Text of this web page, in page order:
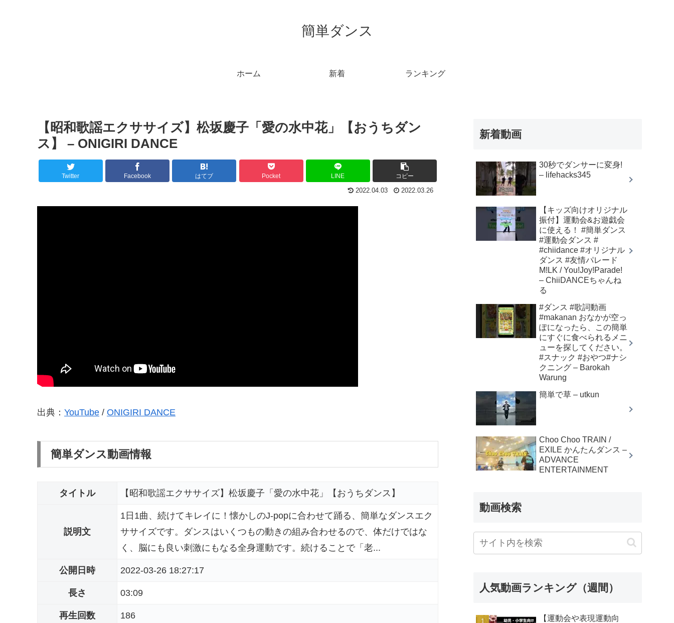
簡単ダンス
ホーム 新着 ランキング
【昭和歌謡エクササイズ】松坂慶子「愛の水中花」【おうちダン
ス】 – ONIGIRI DANCE
Twitter Facebook はてブ Pocket LINE コピー
2022.04.03 2022.03.26
出典： YouTube / ONIGIRI DANCE
簡単ダンス動画情報
タイトル 【昭和歌謡エクササイズ】松坂慶子「愛の水中花」【おうちダンス】
説明文
1日1曲、続けてキレイに！懐かしのJ-popに合わせて踊る、簡単なダンスエク
ササイズです。ダンスはいくつもの動きの組み合わせるので、体だけではな
く、脳にも良い刺激にもなる全身運動です。続けることで「老...
公開日時 2022-03-26 18:27:17
長さ 03:09
再生回数 186
新着動画
30秒でダンサーに変身!
– lifehacks345
【キッズ向けオリジナル
振付】運動会&お遊戯会
に使える！ #簡単ダンス
#運動会ダンス #
#chiidance #オリジナル
ダンス #友情パレード
M!LK / You!Joy!Parade!
– ChiiDANCEちゃんね
る
#ダンス #歌詞動画
#makanan おなかが空っ
ぽになったら、この簡単
にすぐに食べられるメニ
ューを探してください。
#スナック #おやつ#ナシ
クニング – Barokah
Warung
簡単で草 – utkun
Choo Choo TRAIN /
EXILE かんたんダンス –
ADVANCE
ENTERTAINMENT
動画検索
人気動画ランキング（週間）
【運動会や表現運動向